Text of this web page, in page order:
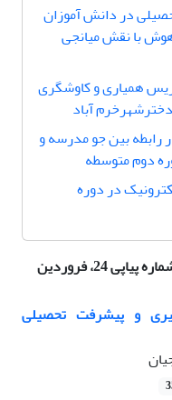
در دانش آموزان
با نقش میانجی
همیاری و کاوشگری
آباد
بین جو مدرسه و
دوم متوسطه
در دوره
دوره 18، شماره 52 - شماره پیاپی 24، فروردین
و پیشرفت تحصیلی